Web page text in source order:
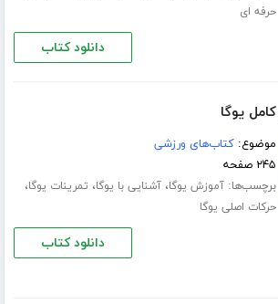
حرفه ای
دانلود کتاب
یوگا
موضوع:کتاب‌های ورزشی
۲۴۵ صفحه
برچسب‌ها:آموزش یوگا،آشنایی با یوگا، تمرینات یوگا،
حرکات اصلی یوگا
دانلود کتاب